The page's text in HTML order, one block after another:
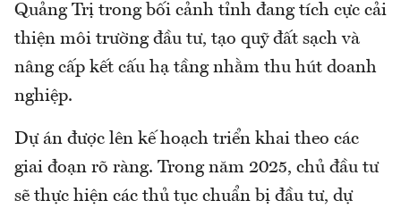
Quảng Trị trong bối cảnh tỉnh đang tích cực cải
thiện môi trường đầu tư, tạo quỹ đất sạch và
nâng cấp kết cấu hạ tầng nhằm thu hút doanh
nghiệp.
Dự án được lên kế hoạch triển khai theo các
giai đoạn rõ ràng. Trong năm 2025, chủ đầu tư
sẽ thực hiện các thủ tục chuẩn bị đầu tư, dự